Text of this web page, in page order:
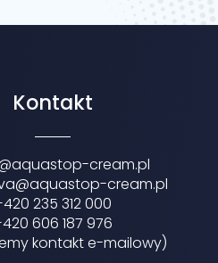
Kontakt
cream.pl
cream.pl
235 312 000
606 187 976
kontakt e-mailowy)